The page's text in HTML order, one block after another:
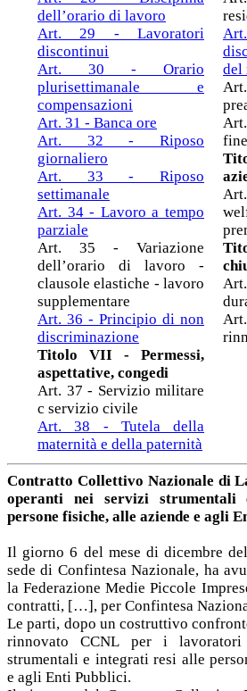
dell’orario di lavoro
Art. 29 - Lavoratori
discontinui
Art. 30 - Orario
plurisettimanale e
compensazioni
Art. 31 - Banca ore
Art. 32 - Riposo
giornaliero
Art. 33 - Riposo
settimanale
Art. 34 - Lavoro a tempo
parziale
Art. 35 - Variazione
dell’orario di lavoro -
clausole elastiche - lavoro
supplementare
Art. 36 - Principio di non
discriminazione
Titolo VII - Permessi,
aspettative, congedi
Art. 37 - Servizio militare
c servizio civile
Art. 38 - Tutela della
maternità e della paternità
del
Contratto Collettivo Nazionale di
operanti nei servizi
persone fisiche, alle aziende e agli
Il giorno 6 del mese di dicembre
sede di Confintesa Nazionale, ha
la Federazione Medie Piccole
contratti, […], per Confintesa
Le parti, dopo un costruttivo
rinnovato CCNL per i
strumentali e integrati resi alle
e agli Enti Pubblici.